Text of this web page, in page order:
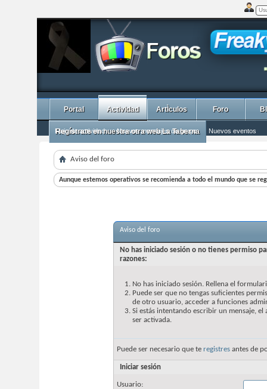
Portal Actividad
Flujo de actividad Nuevos mensajes de grupo Nuevos eventos
ArtÌculos Foro
Regístrate en nuestra otra web La Taberna
Aviso del foro
Aunque estemos operativos se recomienda a todo el mundo que se
Aviso del foro
No has iniciado sesión o no tienes permiso
razones:
No has iniciado sesión. Rellena el
Puede ser que no tengas suficientes
de otro usuario, acceder a funciones
Si estás intentando escribir un mensaje,
ser activada.
Puede ser necesario que te registres antes de
Iniciar sesión
Usuario: